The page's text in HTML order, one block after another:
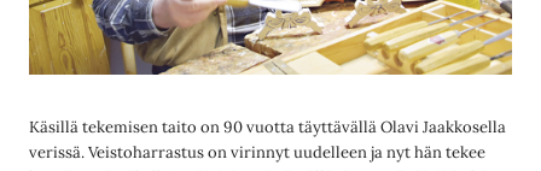
Käsillä tekemisen taito on 90 vuotta täyttävällä Olavi Jaakkosella
verissä. Veistoharrastus on virinnyt uudelleen ja nyt hän tekee